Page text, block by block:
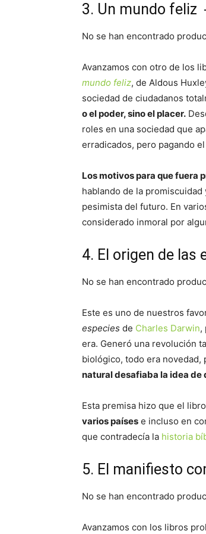
3. Un mundo feliz
No se han encontrado
Avanzamos con otro de los
mundo feliz, de Aldous
sociedad de ciudadanos
o el poder, sino el placer.
roles en una sociedad que
erradicados, pero pagando
Los motivos para que fuera
hablando de la
pesimista del futuro. En
considerado inmoral por
4. El origen de las
No se han encontrado
Este es uno de nuestros
especies de Charles Darwin,
era. Generó una revolución
biológico, todo era novedad,
natural desafiaba la idea de
Esta premisa hizo que el
varios países e incluso en
que contradecía la historia
5. El manifiesto
No se han encontrado
Avanzamos con los libros